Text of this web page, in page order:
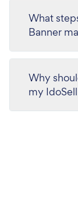
What
Banner
Why
my